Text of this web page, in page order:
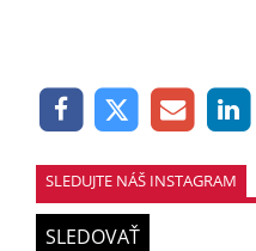
SLEDUJTE NÁŠ INSTAGRAM
SLEDOVAŤ